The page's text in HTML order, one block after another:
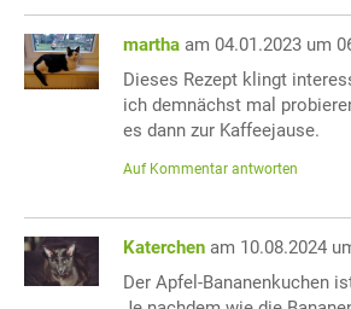
martha am 04.01.2023 um
Dieses Rezept klingt
ich demnächst mal
es dann zur Kaffeejause.
Auf Kommentar antworten
Katerchen am 10.08.2024
Der Apfel-Bananenkuchen